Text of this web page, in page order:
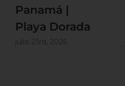
Panamá |
Playa Dorada
julio 23rd, 2026